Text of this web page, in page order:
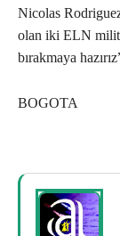
Nicolas
olan iki ELN
bırakmaya
BOGOTA